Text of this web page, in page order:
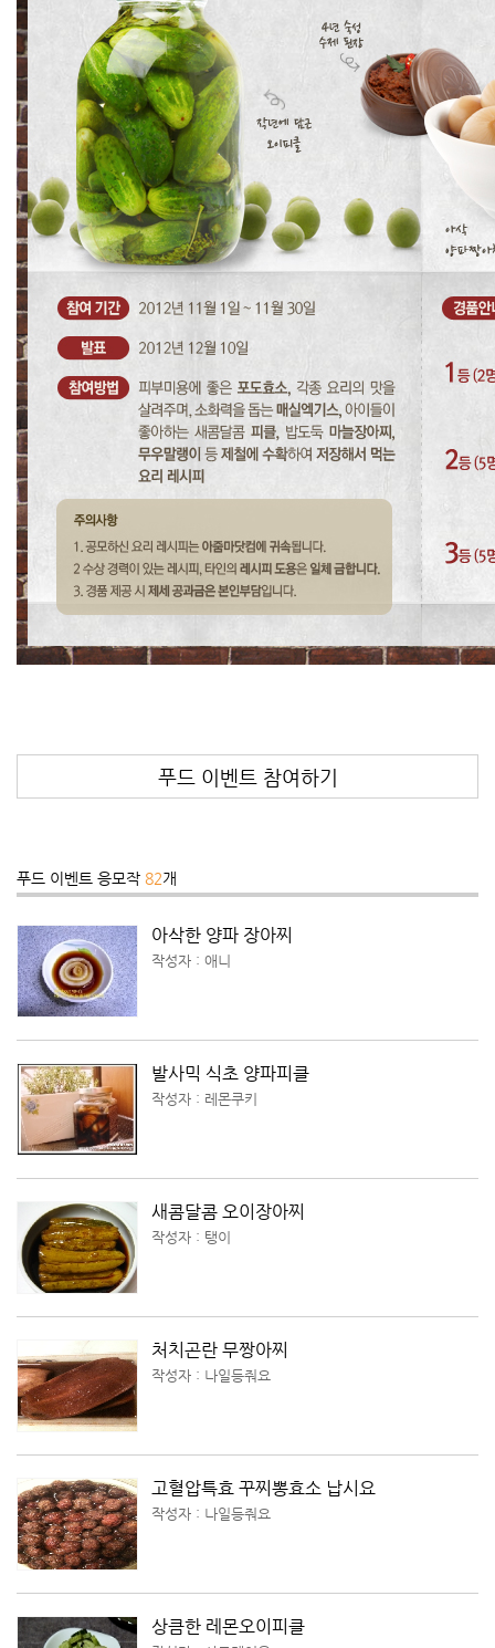
푸드 이벤트 참여하기
푸드 이벤트 응모작 82개
아삭한 양파 장아찌
작성자 : 애니
발사믹 식초 양파피클
작성자 : 레몬쿠키
새콤달콤 오이장아찌
작성자 : 탱이
처치곤란 무짱아찌
작성자 : 나일등줘요
고혈압특효 꾸찌뽕효소 납시요
작성자 : 나일등줘요
상큼한 레몬오이피클